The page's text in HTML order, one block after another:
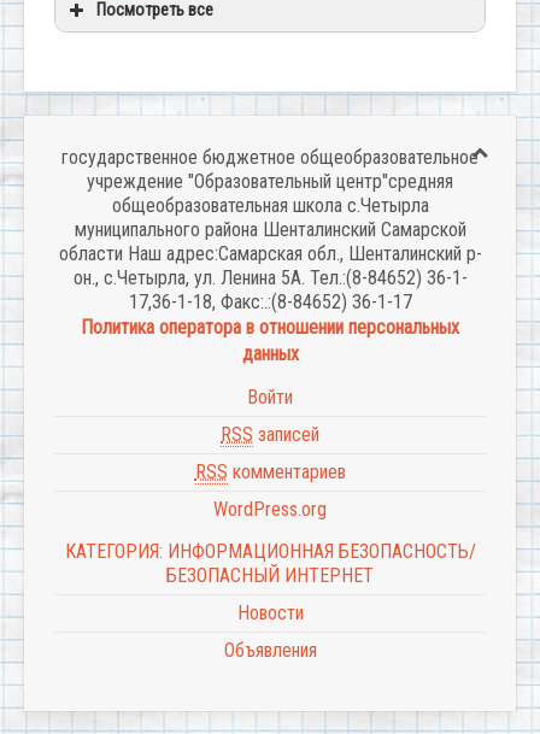
Посмотреть все
государственное бюджетное общеобразовательное
учреждение "Образовательный центр"средняя
общеобразовательная школа с.Четырла
муниципального района Шенталинский Самарской
области Наш адрес:Самарская обл., Шенталинский р-
он., с.Четырла, ул. Ленина 5А. Тел.:(8-84652) 36-1-
17,36-1-18, Факс:.:(8-84652) 36-1-17
Политика оператора в отношении персональных
данных
Войти
RSS записей
RSS комментариев
WordPress.org
КАТЕГОРИЯ: ИНФОРМАЦИОННАЯ БЕЗОПАСНОСТЬ/
БЕЗОПАСНЫЙ ИНТЕРНЕТ
Новости
Объявления